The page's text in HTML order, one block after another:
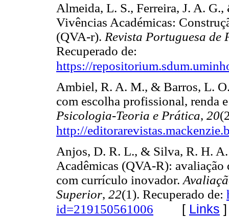
Almeida, L. S., Ferreira, J. A.
Vivências Académicas:
(QVA-r). Revista Portuguesa de
Recuperado de:
https://
Ambiel, R. A. M., & Barros, L.
com escolha profissional, renda
Psicologia-Teoria e Prática, 20
http://
Anjos, D. R. L., & Silva, R. H.
Acadêmicas (QVA-R): avaliação
com currículo inovador.
Superior, 22(1). Recuperado de:
id=219150561006 [ Links ]